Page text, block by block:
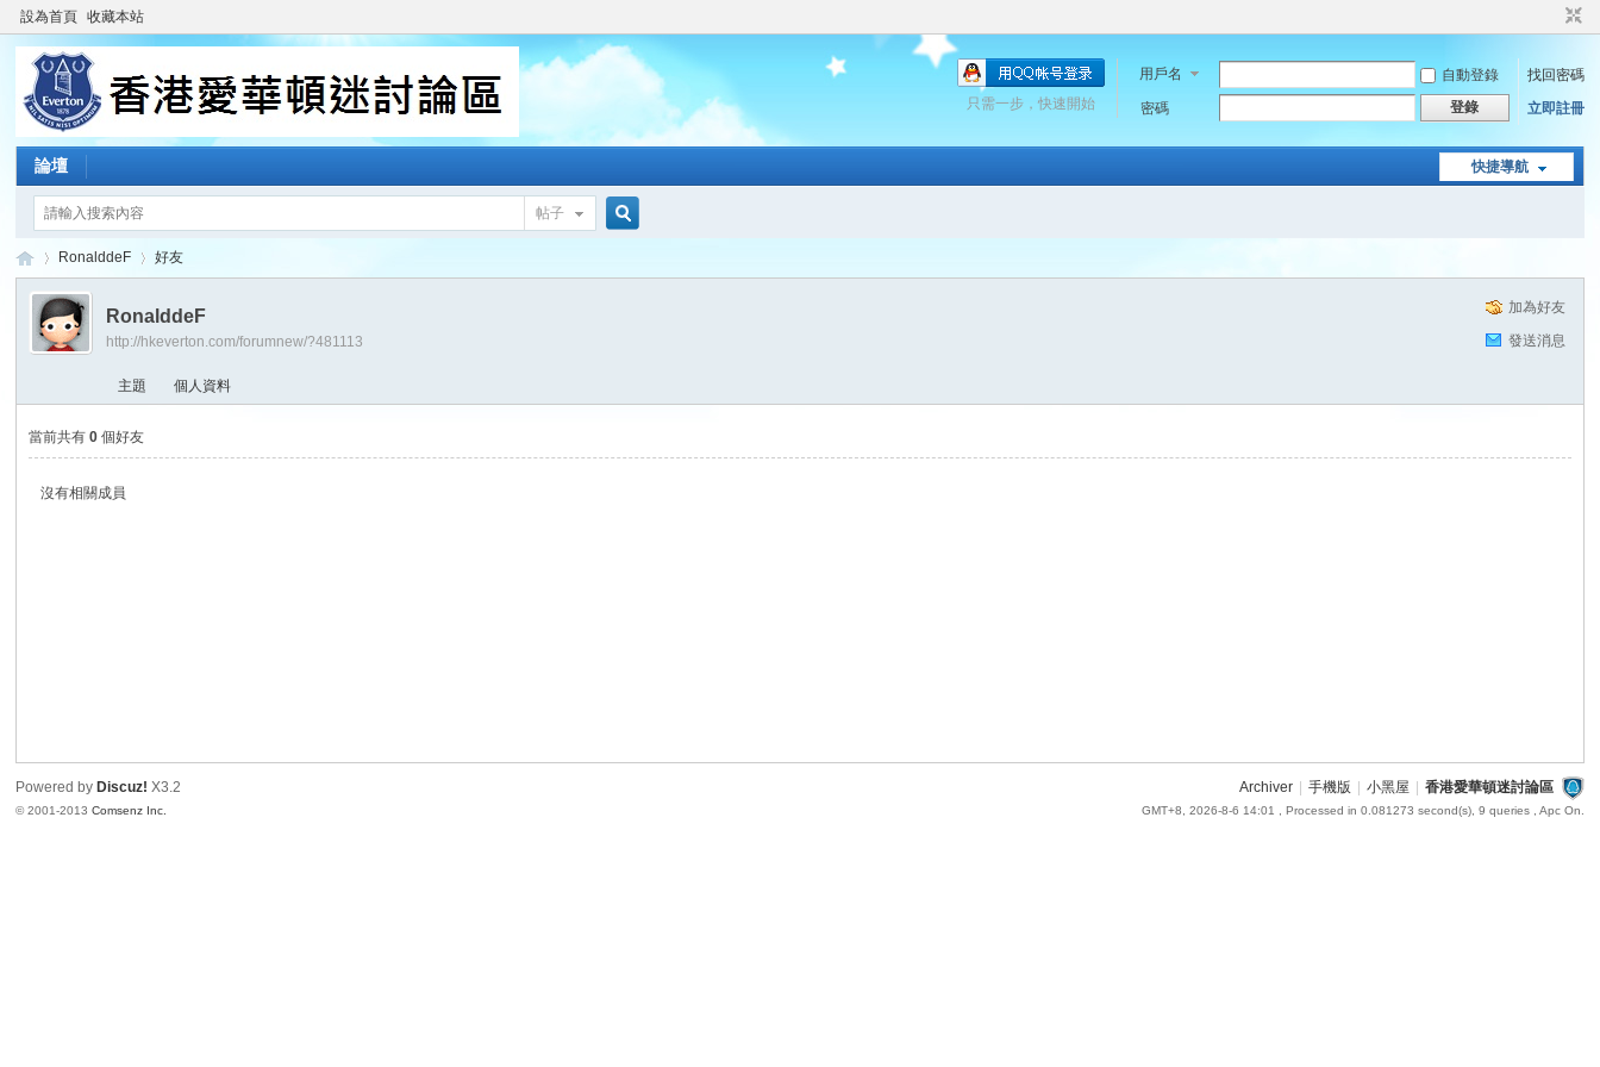
設為首頁 收藏本站
用戶名 自動登錄
找回密碼
密碼
登錄 立即註冊
只需一步，快速開始
快捷導航
論壇
帖子
›
RonalddeF 好友
加為好友
發送消息
RonalddeF
http://hkeverton.com/forumnew/?481113
主題 個人資料
當前共有0 個好友
沒有相關成員
Archiver 手機版 小黑屋 香港愛華頓迷討論區
GMT+8, 2026-8-6 14:01 , Processed in 0.081273 second(s), 9 queries , Apc On.
Powered by Discuz! X3.2
© 2001-2013Comsenz Inc.